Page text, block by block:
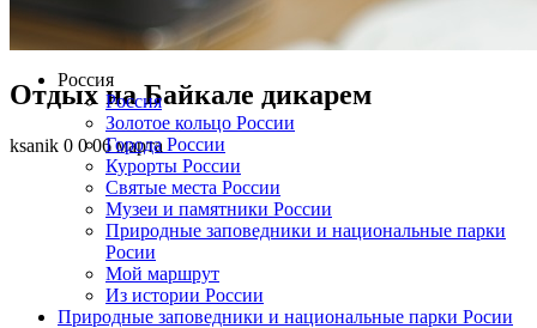
Отдых на Байкале дикарем
ksanik 0 0 06 марта
Россия
Россия
Золотое кольцо России
Города России
Курорты России
Святые места России
Музеи и памятники России
Природные заповедники и национальные парки
Росии
Мой маршрут
Из истории России
Природные заповедники и национальные парки Росии